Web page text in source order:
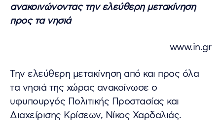
ανακοινώνοντας την ελεύθερη μετακίνηση
προς τα νησιά
www.in.gr
Την ελεύθερη μετακίνηση από και προς όλα
τα νησιά της χώρας ανακοίνωσε ο
υφυπουργός Πολιτικής Προστασίας και
Διαχείρισης Κρίσεων, Νίκος Χαρδαλιάς.